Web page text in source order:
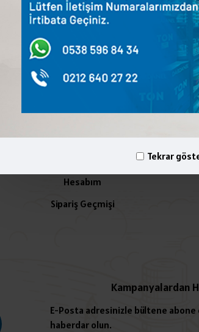
Tekrar
Pinterest
WhatsApp
Email
Hesabım
Sipariş Geçmişi
Kampanyalardan
E-Posta adresinizle bültene
haberdar olun.